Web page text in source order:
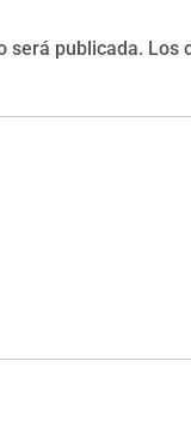
será publicada. Los